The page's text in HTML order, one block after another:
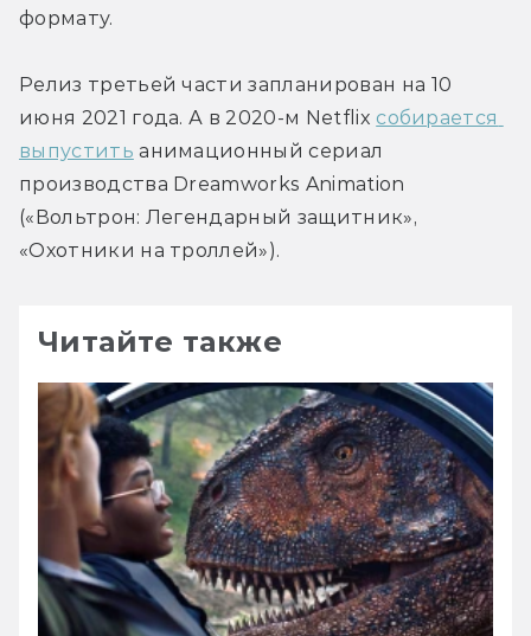
формату.
Релиз третьей части запланирован на 10
июня 2021 года. А в 2020-м Netflix собирается
выпустить анимационный сериал
производства Dreamworks Animation
(«Вольтрон: Легендарный защитник»,
«Охотники на троллей»).
Читайте также